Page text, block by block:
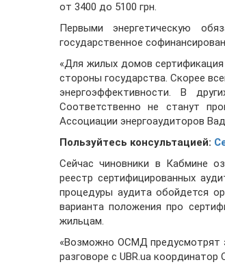
от 3400 до 5100 грн.
Первыми энергетическую
государственное
«Для жилых домов
стороны государства. Скорее
энергоэффективности. В
Соответственно не станут
Ассоциации энергоаудиторов
Пользуйтесь консультацией:
Сейчас чиновники в Кабмине
реестр сертифицированных
процедуры аудита обойдется
варианта положения про
жильцам.
«Возможно ОСМД предусмотрят
разговоре с UBR.ua